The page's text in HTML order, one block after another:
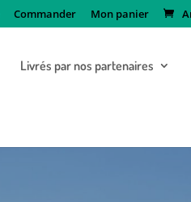
Commander Mon panier
Livrés par nos partenaires